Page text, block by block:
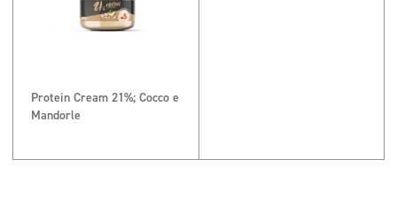
Protein Cream 21%; Cocco e
Mandorle